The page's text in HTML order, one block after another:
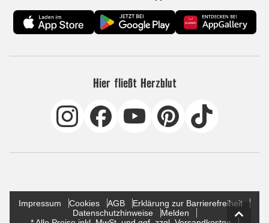
Hier fließt Herzblut
Impressum Cookies AGB
Erklärung zur Barrierefreiheit
Datenschutzhinweise
Melden